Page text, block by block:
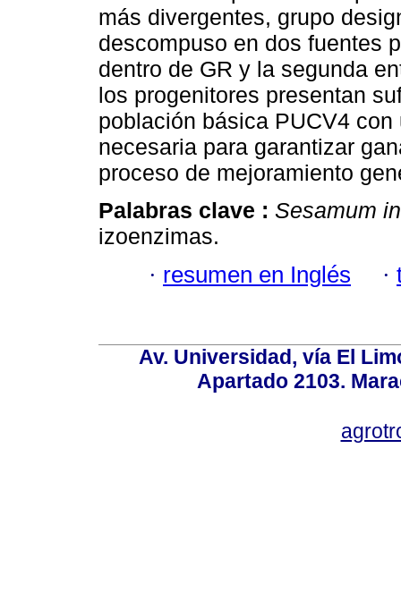
más divergentes, grupo
descompuso en dos fuentes
dentro de GR y la segunda
los progenitores presentan
población básica PUCV4
necesaria para garantizar
proceso de mejoramiento
Palabras clave : Sesamum
izoenzimas.
· resumen en Inglés ·
Av. Universidad, vía El
Apartado 2103.